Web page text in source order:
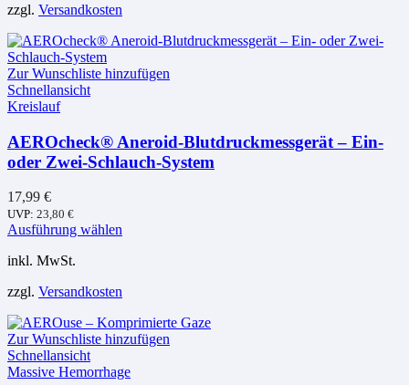
zzgl. Versandkosten
Zur Wunschliste hinzufügen
Schnellansicht
Kreislauf
AEROcheck® Aneroid-Blutdruckmessgerät – Ein-
oder Zwei-Schlauch-System
17,99 €
UVP: 23,80 €
Ausführung wählen
Varianten
Die
Optionen
auf
inkl. MwSt.
zzgl. Versandkosten
Zur Wunschliste hinzufügen
Schnellansicht
Massive Hemorrhage